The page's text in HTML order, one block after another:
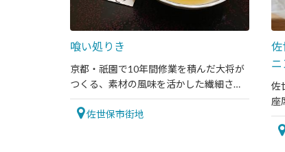
喰い処りき
京都・祇園で10年間修業を積んだ大将が
つくる、素材の風味を活かした繊細さが
特徴のお料理
佐世保市街地
佐
ニ
佐
座
団